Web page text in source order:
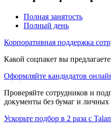
Полная занятость
Полный день
Корпоративная поддержка
Какой соцпакет вы
Оформляйте кандидатов
Проверяйте сотрудников и
документы без бумаг и личных
Ускорьте подбор в 2 раза с